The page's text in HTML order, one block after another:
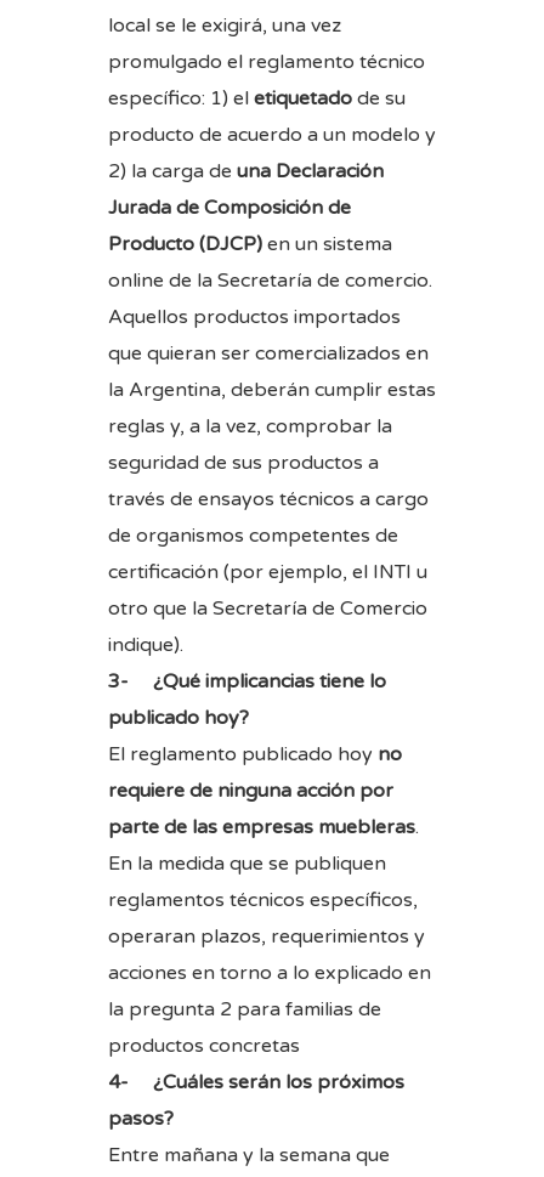
local se le exigirá, una vez
promulgado el reglamento técnico
específico: 1) el etiquetado de su
producto de acuerdo a un modelo y
2) la carga de una Declaración
Jurada de Composición de
Producto (DJCP) en un sistema
online de la Secretaría de comercio.
Aquellos productos importados
que quieran ser comercializados en
la Argentina, deberán cumplir estas
reglas y, a la vez, comprobar la
seguridad de sus productos a
través de ensayos técnicos a cargo
de organismos competentes de
certificación (por ejemplo, el INTI u
otro que la Secretaría de Comercio
indique).
3- ¿Qué implicancias tiene lo
publicado hoy?
El reglamento publicado hoy no
requiere de ninguna acción por
parte de las empresas muebleras.
En la medida que se publiquen
reglamentos técnicos específicos,
operaran plazos, requerimientos y
acciones en torno a lo explicado en
la pregunta 2 para familias de
productos concretas
4- ¿Cuáles serán los próximos
pasos?
Entre mañana y la semana que